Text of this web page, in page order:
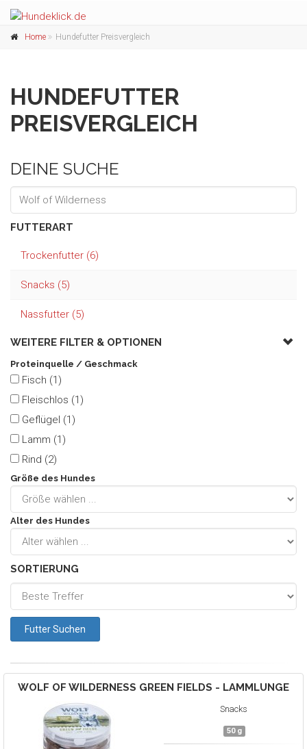
Home Hundefutter Preisvergleich
HUNDEFUTTER
PREISVERGLEICH
DEINE SUCHE
FUTTERART
Trockenfutter (6)
Snacks (5)
Nassfutter (5)
WEITERE FILTER & OPTIONEN
Proteinquelle / Geschmack
Fisch (1)
Fleischlos (1)
Geflügel (1)
Lamm (1)
Rind (2)
Größe des Hundes
Alter des Hundes
SORTIERUNG
WOLF OF WILDERNESS GREEN FIELDS - LAMMLUNGE
Snacks
50 g